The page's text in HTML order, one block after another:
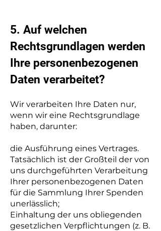
​5. Auf welchen
Rechtsgrundlagen werden
Ihre personenbezogenen
Daten verarbeitet?
Wir verarbeiten Ihre Daten nur,
wenn wir eine Rechtsgrundlage
haben, darunter:
die Ausführung eines Vertrages.
Tatsächlich ist der Großteil der von
uns durchgeführten Verarbeitung
Ihrer personenbezogenen Daten
für die Sammlung Ihrer Spenden
unerlässlich;
Einhaltung der uns obliegenden
gesetzlichen Verpflichtungen (z. B.